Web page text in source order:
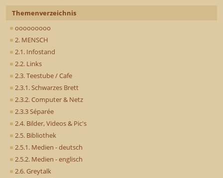
Themenverzeichnis
ooooooooo
2. MENSCH
2.1. Infostand
2.2. Links
2.3. Teestube / Cafe
2.3.1. Schwarzes Brett
2.3.2. Computer & Netz
2.3.3 Séparée
2.4. Bilder, Videos & Pic's
2.5. Bibliothek
2.5.1. Medien - deutsch
2.5.2. Medien - englisch
2.6. Greytalk